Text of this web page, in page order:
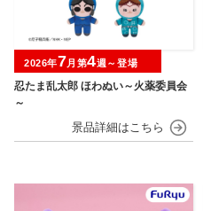
忍たま乱太郎 ほわぬい～火薬委員会
～
2026年7月第4週～登場